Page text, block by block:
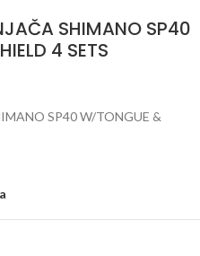
SHIMANO SP40
4 SETS
SP40 W/TONGUE &